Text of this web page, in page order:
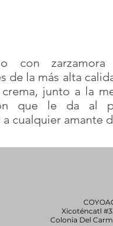
con
de la más alta
junto a la
que le da al
a cualquier amante
Xicoténcatl
Colonia Del